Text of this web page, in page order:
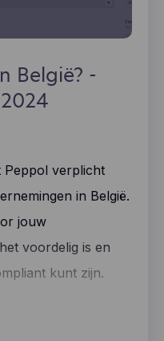
België? -
Peppol verplicht
in België.
jouw
voordelig is en
kunt zijn.